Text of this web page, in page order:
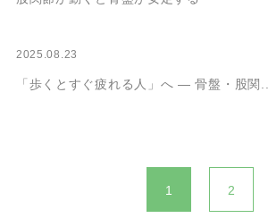
2025.08.23
「歩くとすぐ疲れる人」へ ― 骨盤・股関...
1 2